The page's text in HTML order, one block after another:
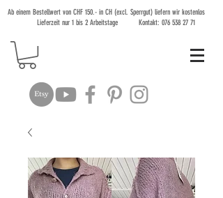
Ab einem Bestellwert von CHF 150.- in CH (excl. Sperrgut) liefern wir kostenlos
Lieferzeit nur 1 bis 2 Arbeitstage Kontakt: 076 538 27 71